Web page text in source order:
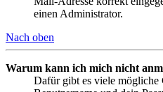
einen Administrator.
Nach oben
Warum kann ich mich nicht
Dafür gibt es viele mögliche